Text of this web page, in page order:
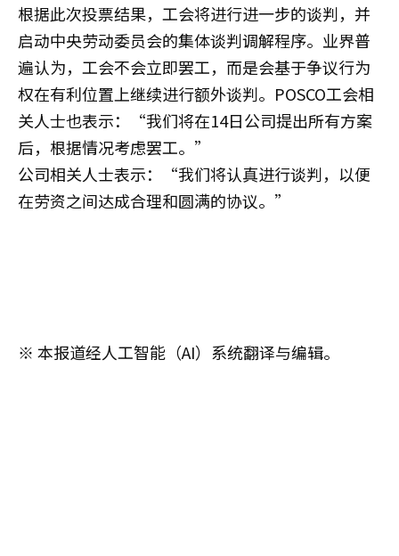
根据此次投票结果，工会将进行进一步的谈判，并
启动中央劳动委员会的集体谈判调解程序。业界普
遍认为，工会不会立即罢工，而是会基于争议行为
权在有利位置上继续进行额外谈判。POSCO工会相
关人士也表示：“我们将在14日公司提出所有方案
后，根据情况考虑罢工。”
公司相关人士表示：“我们将认真进行谈判，以便
在劳资之间达成合理和圆满的协议。”
※ 本报道经人工智能（AI）系统翻译与编辑。